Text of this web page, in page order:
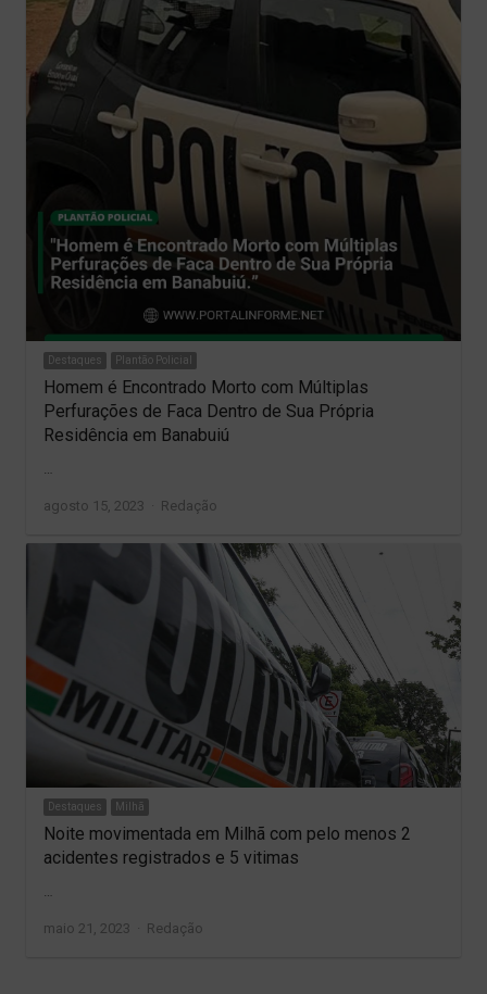
Destaques Plantão Policial
Homem é Encontrado Morto com Múltiplas
Perfurações de Faca Dentro de Sua Própria
Residência em Banabuiú
…
agosto 15, 2023 Author
Redação
Destaques Milhã
Noite movimentada em Milhã com pelo menos 2
acidentes registrados e 5 vitimas
maio 21, 2023 Author
Redação